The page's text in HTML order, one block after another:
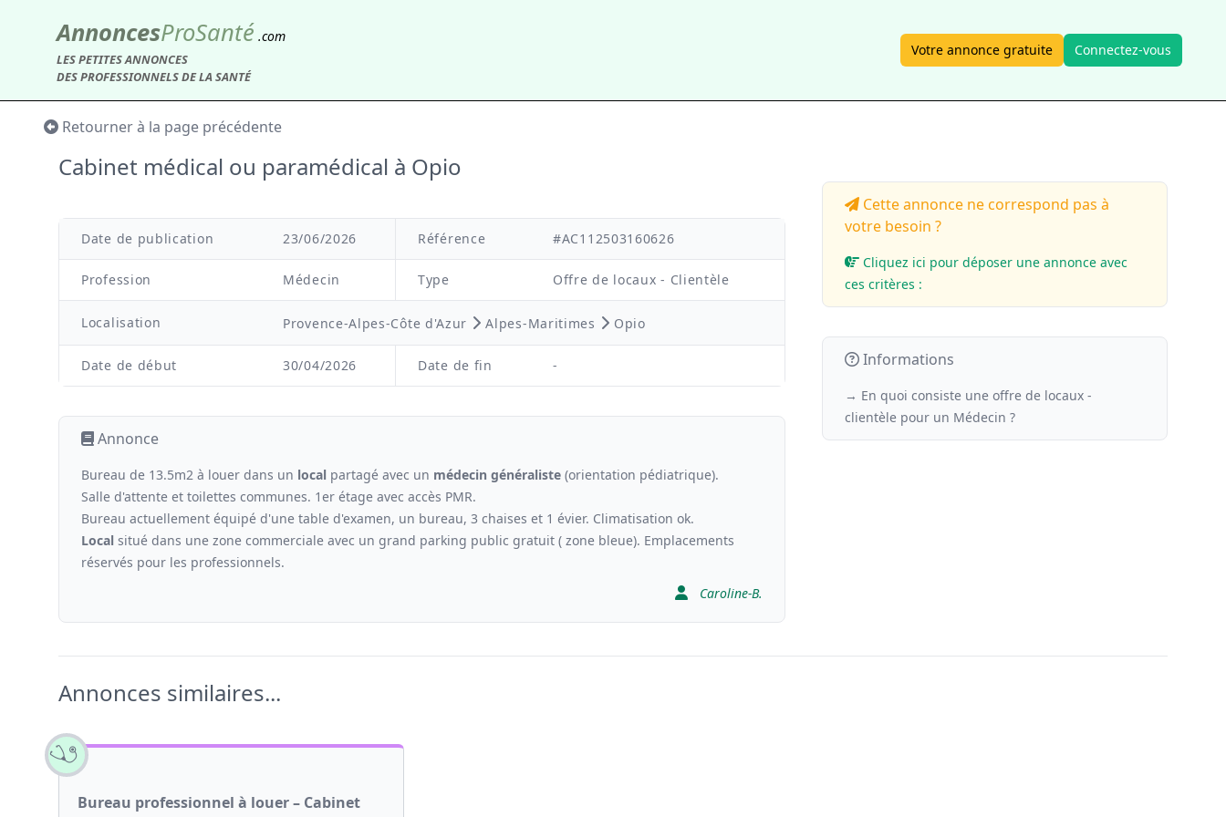
AnnoncesProSanté .com
LES PETITES ANNONCES
DES PROFESSIONNELS DE LA SANTÉ
Votre annonce gratuite Connectez-vous
Retourner à la page précédente
Cabinet médical ou paramédical à Opio
Date de publication 23/06/2026 Référence #AC112503160626
Profession Médecin Type Offre de locaux - Clientèle
Localisation Provence-Alpes-Côte d'Azur Alpes-Maritimes Opio
Date de début 30/04/2026 Date de fin -
Annonce
Bureau de 13.5m2 à louer dans un local partagé avec un médecin généraliste (orientation pédiatrique).
Salle d'attente et toilettes communes. 1er étage avec accès PMR.
Bureau actuellement équipé d'une table d'examen, un bureau, 3 chaises et 1 évier. Climatisation ok.
Local situé dans une zone commerciale avec un grand parking public gratuit ( zone bleue). Emplacements
réservés pour les professionnels.
Caroline-B.
Cette annonce ne correspond pas à
votre besoin ?
Cliquez ici pour déposer une annonce avec
ces critères :
Informations
→ En quoi consiste une offre de locaux -
clientèle pour un Médecin ?
Annonces similaires...
Bureau professionnel à louer – Cabinet